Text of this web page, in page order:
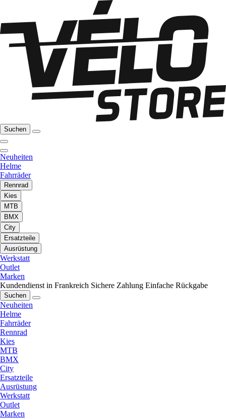
Suchen
Neuheiten
Helme
Fahrräder
Rennrad
Kies
MTB
BMX
City
Ersatzteile
Ausrüstung
Werkstatt
Outlet
Marken
Kundendienst in Frankreich Sichere Zahlung Einfache Rückgabe
Suchen
Neuheiten
Helme
Fahrräder
Rennrad
Kies
MTB
BMX
City
Ersatzteile
Ausrüstung
Werkstatt
Outlet
Marken